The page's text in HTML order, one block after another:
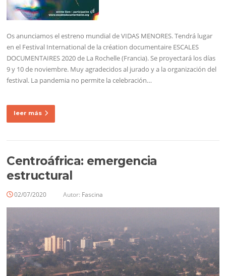
Os anunciamos el estreno mundial de VIDAS MENORES. Tendrá lugar
en el Festival International de la création documentaire ESCALES
DOCUMENTAIRES 2020 de La Rochelle (Francia). Se proyectará los días
9 y 10 de noviembre. Muy agradecidos al jurado y a la organización del
festival. La pandemia no permite la celebración…
leer más
Centroáfrica: emergencia
estructural
02/07/2020 Autor: Fascina